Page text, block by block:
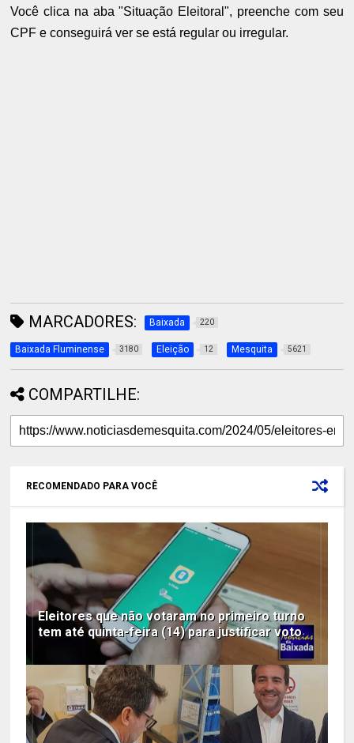
Você clica na aba "Situação Eleitoral", preenche com seu
CPF e conseguirá ver se está regular ou irregular.
MARCADORES: Baixada 220
Baixada Fluminense 3180 Eleição 12 Mesquita 5621
COMPARTILHE:
RECOMENDADO PARA VOCÊ
Eleitores que não votaram no primeiro turno
tem até quinta-feira (14) para justificar voto